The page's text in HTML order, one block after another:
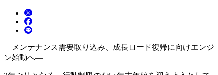
―メンテナンス需要取り込み、成長ロード復帰に向けエンジ
ン始動へ―